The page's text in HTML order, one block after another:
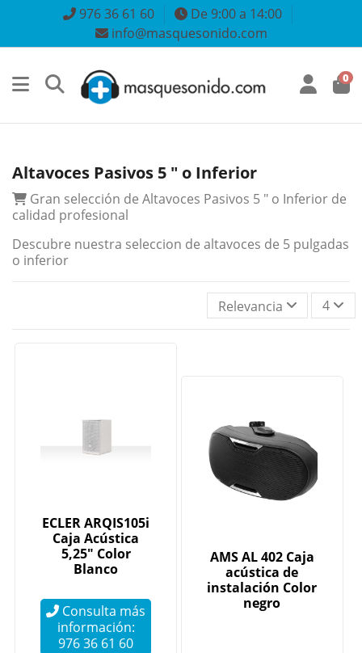
976 36 61 60
De 9:00 a 14:00
info@masquesonido.com
0
Altavoces Pasivos 5 " o Inferior
Gran selección de Altavoces Pasivos 5 " o Inferior de
calidad profesional
Descubre nuestra seleccion de altavoces de 5 pulgadas
o inferior
Relevancia 4
ECLER ARQIS105i
Caja Acústica
5,25" Color
Blanco
Consulta más
información:
976 36 61 60
AMS AL 402 Caja
acústica de
instalación Color
negro